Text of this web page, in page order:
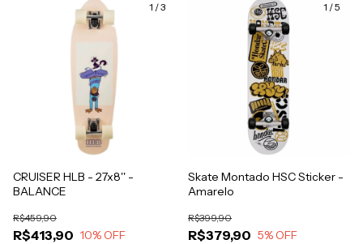
1 /3
CRUISER HLB - 27x8'' -
BALANCE
R$413,90
R$459,90
10% OFF
1 /5
Skate Montado HSC Sticker -
Amarelo
R$379,90
R$399,90
5% OFF